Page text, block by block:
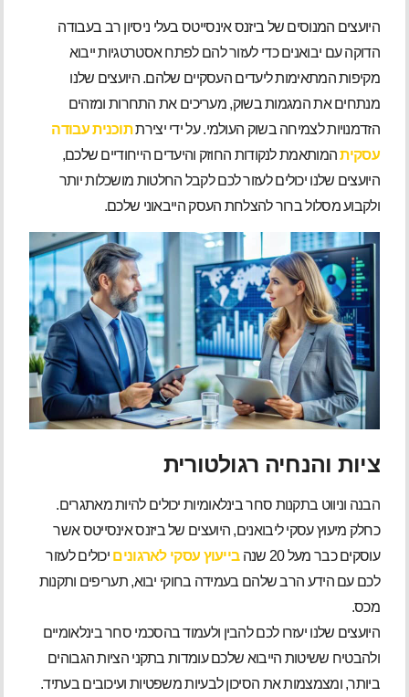
היועצים המנוסים של ביזנס אינסייטס בעלי ניסיון רב בעבודה
הדוקה עם יבואנים כדי לעזור להם לפתח אסטרטגיות ייבוא
מקיפות המתאימות ליעדים העסקיים שלהם. היועצים שלנו
מנתחים את המגמות בשוק, מעריכים את התחרות ומזהים
הזדמנויות לצמיחה בשוק העולמי. על ידי יצירתתוכנית עבודה
עסקיתהמותאמת לנקודות החוזק והיעדים הייחודיים שלכם,
היועצים שלנו יכולים לעזור לכם לקבל החלטות מושכלות יותר
ולקבוע מסלול ברור להצלחת העסק הייבאוני שלכם.
ציות והנחיה רגולטורית
הבנה וניווט בתקנות סחר בינלאומיות יכולים להיות מאתגרים.
כחלק מיעוץ עסקי ליבואנים, היועצים של ביזנס אינסייטס אשר
עוסקים כבר מעל 20 שנה
בייעוץ עסקי לארגונים יכולים לעזור
לכם עם הידע הרב שלהם בעמידה בחוקי יבוא, תעריפים ותקנות
מכס.
היועצים שלנו יעזרו לכם להבין ולעמוד בהסכמי סחר בינלאומיים
ולהבטיח ששיטות הייבוא שלכם עומדות בתקני הציות הגבוהים
ביותר, ומצמצמות את הסיכון לבעיות משפטיות ועיכובים בעתיד.